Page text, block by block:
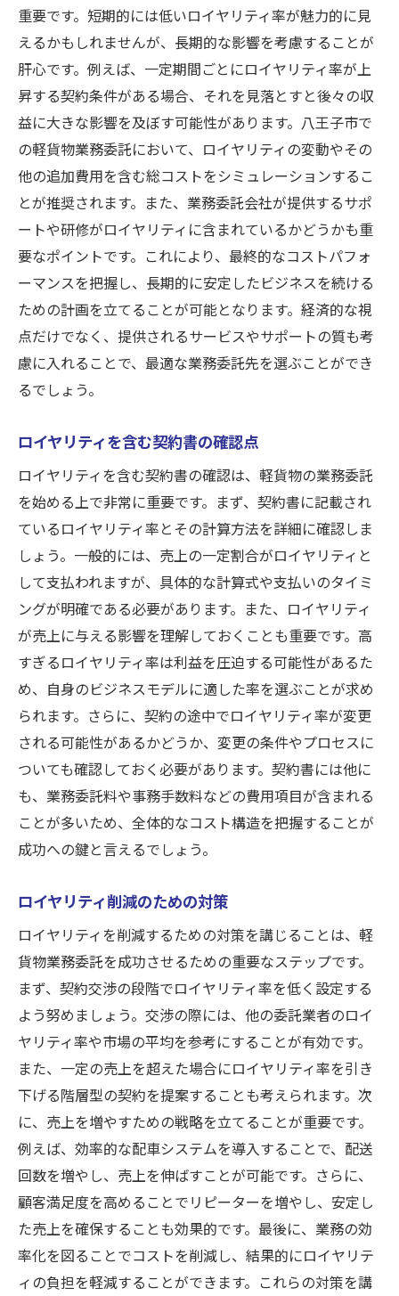
重要です。短期的には低いロイヤリティ率が魅力的に見
えるかもしれませんが、長期的な影響を考慮することが
肝心です。例えば、一定期間ごとにロイヤリティ率が上
昇する契約条件がある場合、それを見落とすと後々の収
益に大きな影響を及ぼす可能性があります。八王子市で
の軽貨物業務委託において、ロイヤリティの変動やその
他の追加費用を含む総コストをシミュレーションするこ
とが推奨されます。また、業務委託会社が提供するサポ
ートや研修がロイヤリティに含まれているかどうかも重
要なポイントです。これにより、最終的なコストパフォ
ーマンスを把握し、長期的に安定したビジネスを続ける
ための計画を立てることが可能となります。経済的な視
点だけでなく、提供されるサービスやサポートの質も考
慮に入れることで、最適な業務委託先を選ぶことができ
るでしょう。
ロイヤリティを含む契約書の確認点
ロイヤリティを含む契約書の確認は、軽貨物の業務委託
を始める上で非常に重要です。まず、契約書に記載され
ているロイヤリティ率とその計算方法を詳細に確認しま
しょう。一般的には、売上の一定割合がロイヤリティと
して支払われますが、具体的な計算式や支払いのタイミ
ングが明確である必要があります。また、ロイヤリティ
が売上に与える影響を理解しておくことも重要です。高
すぎるロイヤリティ率は利益を圧迫する可能性があるた
め、自身のビジネスモデルに適した率を選ぶことが求め
られます。さらに、契約の途中でロイヤリティ率が変更
される可能性があるかどうか、変更の条件やプロセスに
ついても確認しておく必要があります。契約書には他に
も、業務委託料や事務手数料などの費用項目が含まれる
ことが多いため、全体的なコスト構造を把握することが
成功への鍵と言えるでしょう。
ロイヤリティ削減のための対策
ロイヤリティを削減するための対策を講じることは、軽
貨物業務委託を成功させるための重要なステップです。
まず、契約交渉の段階でロイヤリティ率を低く設定する
よう努めましょう。交渉の際には、他の委託業者のロイ
ヤリティ率や市場の平均を参考にすることが有効です。
また、一定の売上を超えた場合にロイヤリティ率を引き
下げる階層型の契約を提案することも考えられます。次
に、売上を増やすための戦略を立てることが重要です。
例えば、効率的な配車システムを導入することで、配送
回数を増やし、売上を伸ばすことが可能です。さらに、
顧客満足度を高めることでリピーターを増やし、安定し
た売上を確保することも効果的です。最後に、業務の効
率化を図ることでコストを削減し、結果的にロイヤリテ
ィの負担を軽減することができます。これらの対策を講